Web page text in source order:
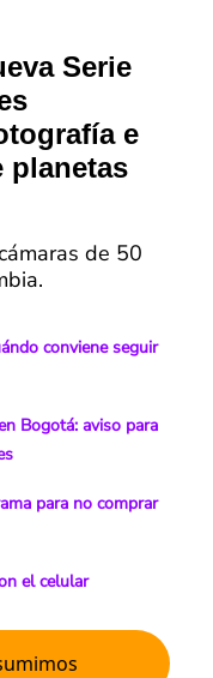
Serie
e
planetas
de 50
conviene seguir
Bogotá: aviso para
para no comprar
el celular